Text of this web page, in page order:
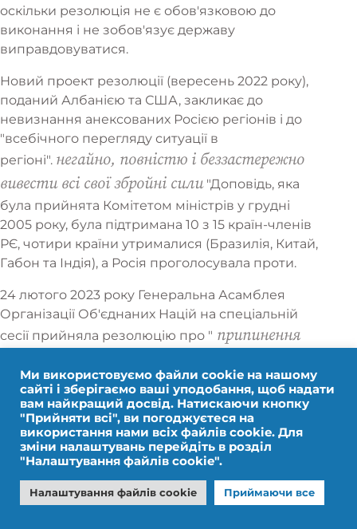
оскільки резолюція не є обов'язковою до
виконання і не зобов'язує державу
виправдовуватися.
Новий проект резолюції (вересень 2022 року),
поданий Албанією та США, закликає до
невизнання анексованих Росією регіонів і до
"всебічного перегляду ситуації в
регіоні". негайно, повністю і беззастережно
вивести всі свої збройні сили"Доповідь, яка
була прийнята Комітетом міністрів у грудні
2005 року, була підтримана 10 з 15 країн-членів
РЄ, чотири країни утрималися (Бразилія, Китай,
Габон та Індія), а Росія проголосувала проти.
24 лютого 2023 року Генеральна Асамблея
Організації Об'єднаних Націй на спеціальній
сесії прийняла резолюцію про " припинення
Росія"негайно, повністю і беззастережно
вивести всі свої збройні сили з території
України в межах міжнародно визнаних
кордонів країни". Голосування відповідно до
попередніх резолюцій ООН, 141 голос "за", 32
"утрималися", 7 "проти" (Росія, Білорусь, Сирія,
Ми використовуємо файли cookie на нашому
сайті і зберігаємо ваші уподобання, щоб надати
вам найкращий досвід. Натискаючи кнопку
"Прийняти всі", ви погоджуєтеся на
використання нами всіх файлів cookie. Для
зміни налаштувань перейдіть в розділ
"Налаштування файлів cookie".
Налаштування файлів cookie Приймаючи все